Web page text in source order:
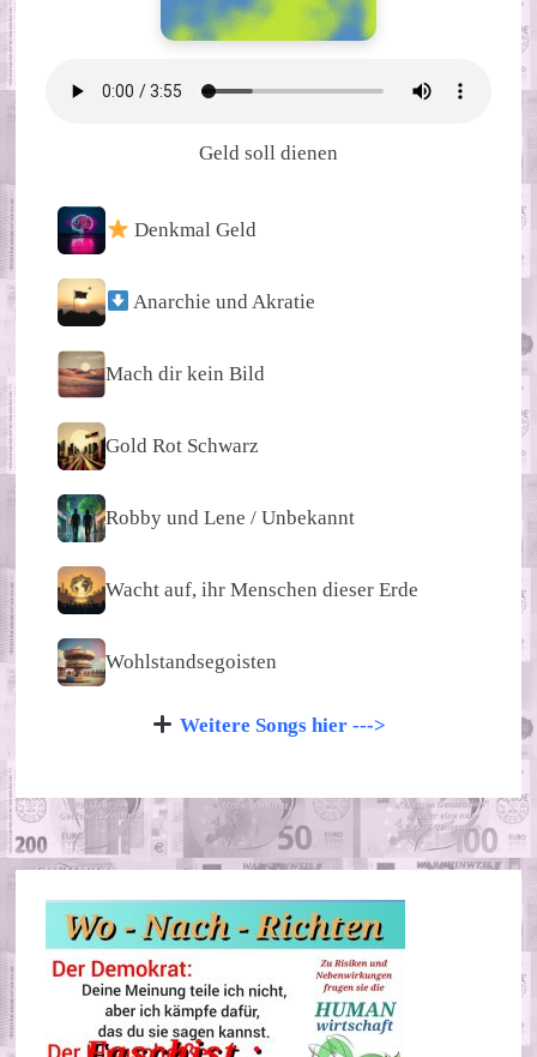
Geld soll dienen
Denkmal Geld
Anarchie und Akratie
Mach dir kein Bild
Gold Rot Schwarz
Robby und Lene / Unbekannt
Wacht auf, ihr Menschen dieser Erde
Wohlstandsegoisten
Weitere Songs hier --->